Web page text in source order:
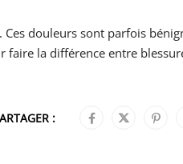
douleurs sont parfois
faire la différence entre
: